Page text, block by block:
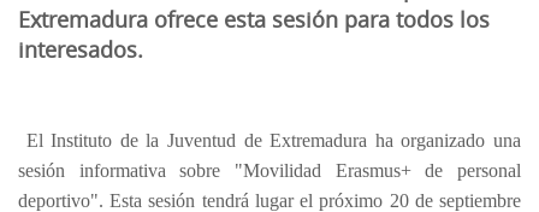
Extremadura ofrece esta sesión para todos los
interesados.
El Instituto de la Juventud de Extremadura ha organizado una
sesión informativa sobre "Movilidad Erasmus+ de personal
deportivo". Esta sesión tendrá lugar el próximo 20 de septiembre